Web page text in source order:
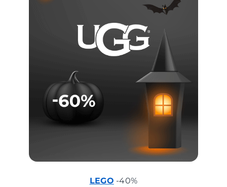
LEGO -40%